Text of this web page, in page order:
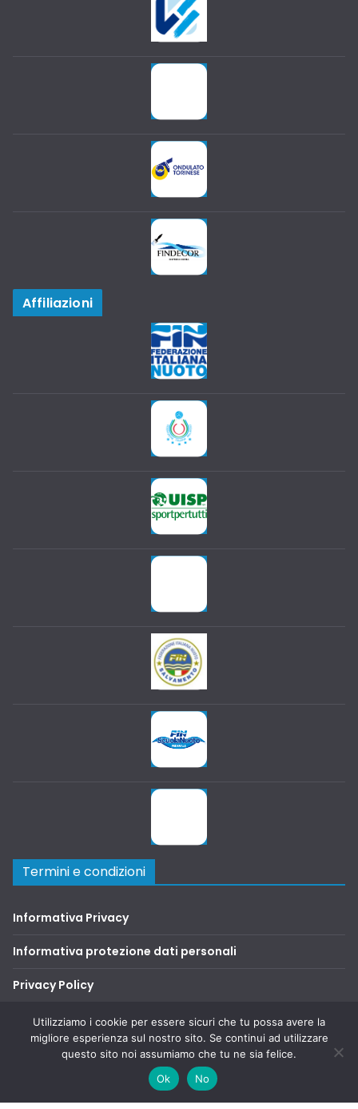
Affiliazioni
Termini e condizioni
Informativa Privacy
Informativa protezione dati personali
Privacy Policy
Terms and Conditions
SAFA2000. Tutti i diritti riservati.
di ThemeGrill. Powered by
Utilizziamo i cookie per essere sicuri che tu possa avere la
migliore esperienza sul nostro sito. Se continui ad utilizzare
questo sito noi assumiamo che tu ne sia felice.
Ok
No